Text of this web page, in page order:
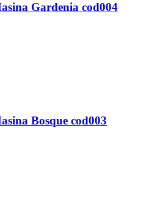
Gardenia cod004
Bosque cod003